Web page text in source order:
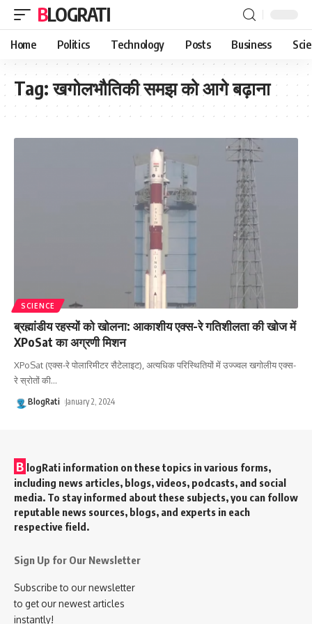
BLOGRATI
Home Politics Technology Posts Business
Tag:खगोलभौतिकी समझ को आगे बढ़ाना
SCIENCE
ब्रह्मांडीय रहस्यों को खोलना: आकाशीय एक्स-रे गतिशीलता की खोज में
XPoSat का अग्रणी मिशन
XPoSat (एक्स-रे पोलारिमीटर सैटेलाइट), अत्यधिक परिस्थितियों में उज्ज्वल खगोलीय एक्स-
रे स्रोतों की…
BlogRati January 2, 2024
B logRati information on these topics in various forms,
including news articles, blogs, videos, podcasts, and social
media. To stay informed about these subjects, you can follow
reputable news sources, blogs, and experts in each
respective field.
Sign Up for Our Newsletter
Subscribe to our newsletter
to get our newest articles
instantly!